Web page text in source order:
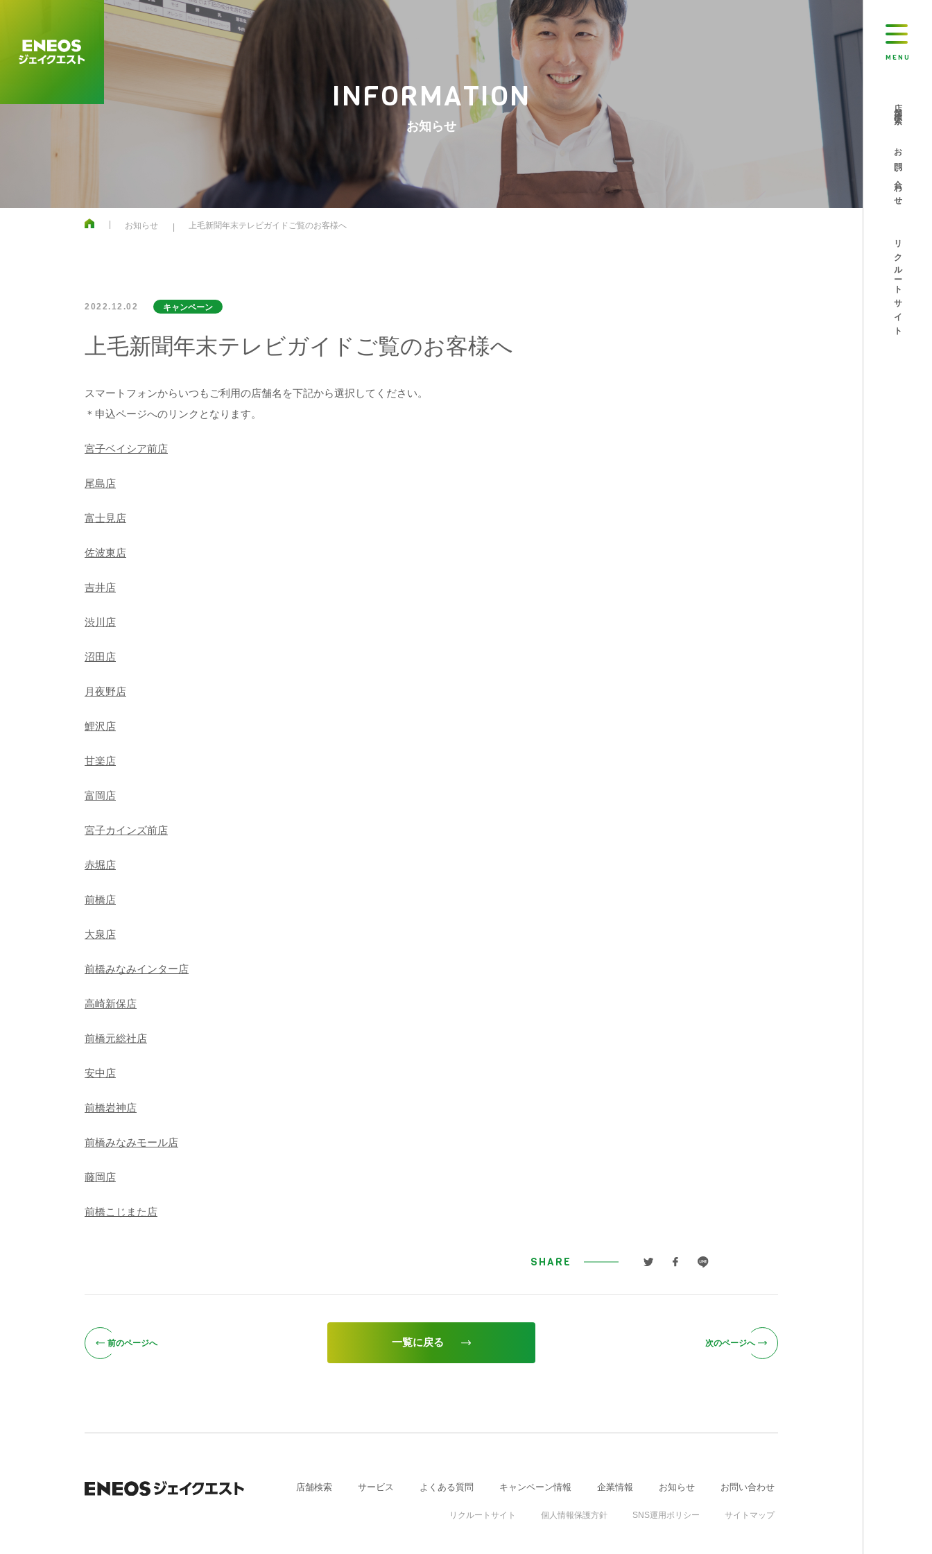
MENU
店舗検索
お問い合わせ
リクルートサイト
INFORMATION
お知らせ
お知らせ 上毛新聞年末テレビガイドご覧のお客様へ
上毛新聞年末テレビガイドご覧のお客様へ
2022.12.02 キャンペーン
スマートフォンからいつもご利用の店舗名を下記から選択してください。
＊申込ページへのリンクとなります。
宮子ベイシア前店
尾島店
富士見店
佐波東店
吉井店
渋川店
沼田店
月夜野店
鯉沢店
甘楽店
富岡店
宮子カインズ前店
赤堀店
前橋店
大泉店
前橋みなみインター店
高崎新保店
前橋元総社店
安中店
前橋岩神店
前橋みなみモール店
藤岡店
前橋こじまた店
SHARE
前のページへ 一覧に戻る 次のページへ
店舗検索 サービス よくある質問 キャンペーン情報 企業情報 お知らせ お問い合わせ
リクルートサイト 個人情報保護方針 SNS運用ポリシー サイトマップ